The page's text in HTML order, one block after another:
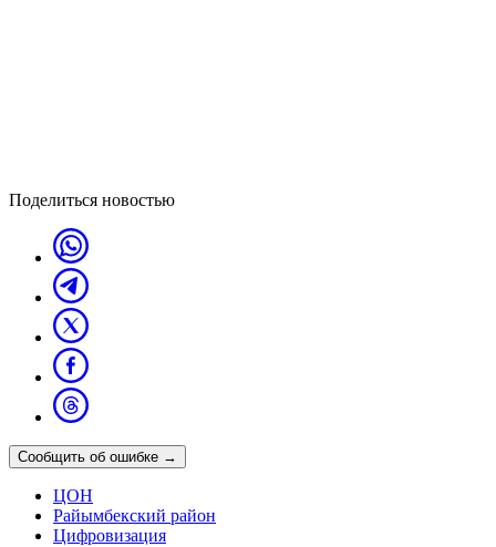
Поделиться новостью
Сообщить об ошибке →
ЦОН
Райымбекский район
Цифровизация